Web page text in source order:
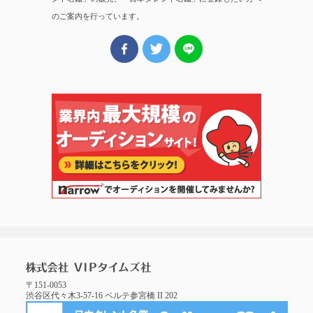
のご案内を行っています。
〒151-0053
渋谷区代々木3-57-16 ベルテ参宮橋 II 202